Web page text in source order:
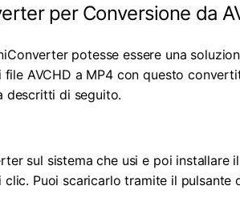
per Conversione da
potesse essere una
AVCHD a MP4 con questo
descritti di seguito.
sul sistema che usi e poi installare
Puoi scaricarlo tramite il pulsante